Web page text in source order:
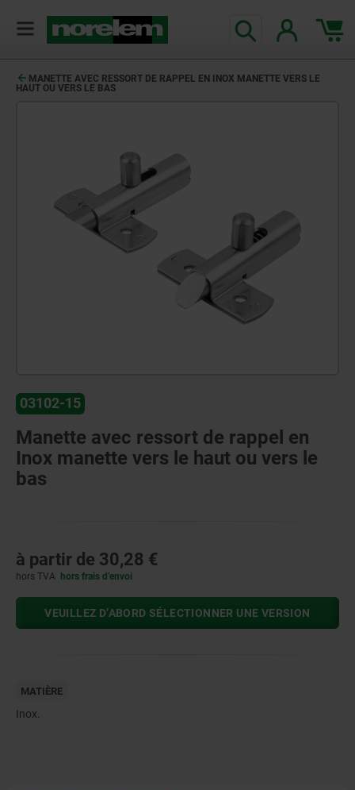
MANETTE AVEC RESSORT DE RAPPEL EN INOX MANETTE VERS LE
HAUT OU VERS LE BAS
03102-15
Manette avec ressort de rappel en
Inox manette vers le haut ou vers le
bas
à partir de 30,28 €
hors TVA hors frais d’envoi
VEUILLEZ D’ABORD SÉLECTIONNER UNE VERSION
MATIÈRE
Inox.